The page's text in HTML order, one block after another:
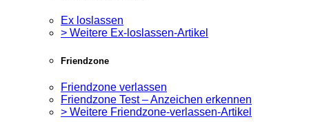
Ex loslassen
> Weitere Ex-loslassen-Artikel
Friendzone
Friendzone verlassen
Friendzone Test – Anzeichen erkennen
> Weitere Friendzone-verlassen-Artikel